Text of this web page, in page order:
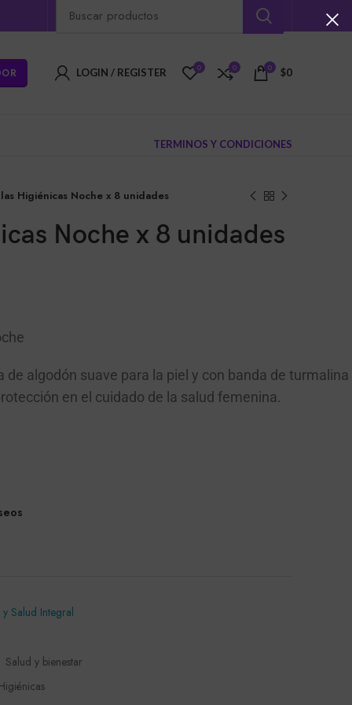
LOGIN / REGISTER 0 0 0 $0
TERMINOS Y CONDICIONES
Higiénicas Noche x 8 unidades
Noche x 8 unidades
de algodón suave para la piel y con banda de
en el cuidado de la salud femenina.
Salud Integral
Salud y bienestar